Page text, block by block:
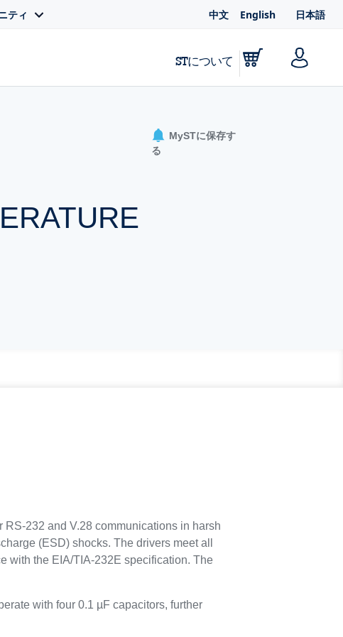
ティ 中文 English 日本語
STについて
MySTに保存す
る
232 and V.28 communications in harsh
(ESD) shocks. The drivers meet all
with the EIA/TIA-232E specification. The
with four 0.1 µF capacitors, further